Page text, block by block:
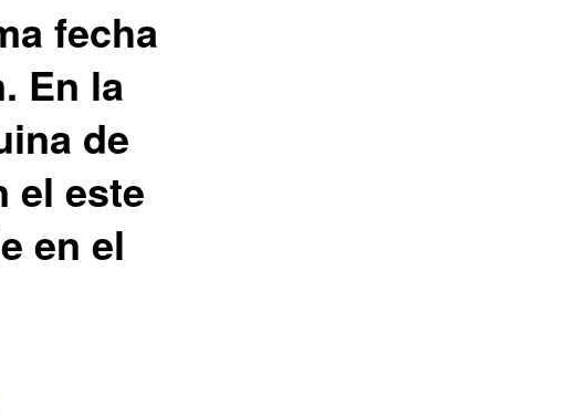
fecha
En la
de
el este
en el